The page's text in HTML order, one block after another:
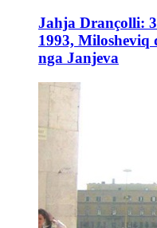
Jahja Drançolli:
1993, Milosheviq
nga Janjeva